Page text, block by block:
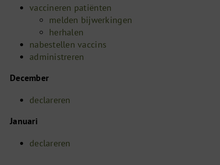
vaccineren patiënten
melden bijwerkingen
herhalen
nabestellen vaccins
administreren
December
declareren
Januari
declareren